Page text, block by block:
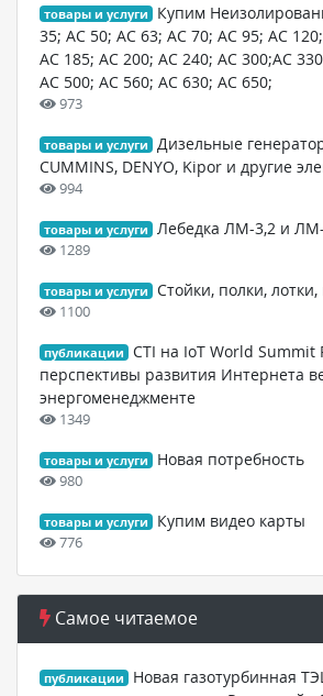
товары и услуги
Купим
35; АС 50; АС 63; АС 70; АС 95; АС
АС 185; АС 200; АС 240; АС 300;АС
АС 500; АС 560; АС 630; АС 650;
973
товары и услуги
Дизельные
CUMMINS, DENYO, Kipor и другие
994
товары и услуги Лебедка ЛМ-3,2 и
1289
товары и услуги Стойки, полки, лотки,
1100
публикации
CTI на IoT World Summit
перспективы развития Интернета
энергоменеджменте
1349
товары и услуги Новая потребность
980
товары и услуги Купим видео карты
776
Самое читаемое
публикации
Новая газотурбинная